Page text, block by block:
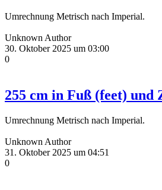
Umrechnung Metrisch nach Imperial.
Unknown Author
30. Oktober 2025 um 03:00
0
255 cm in Fuß (feet) und
Umrechnung Metrisch nach Imperial.
Unknown Author
31. Oktober 2025 um 04:51
0